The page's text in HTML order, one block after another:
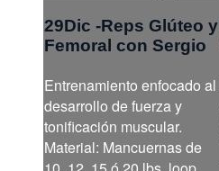
29Dic -Reps Glúteo y
Femoral con Sergio
Entrenamiento enfocado al
desarrollo de fuerza y
tonificación muscular.
Material: Mancuernas de